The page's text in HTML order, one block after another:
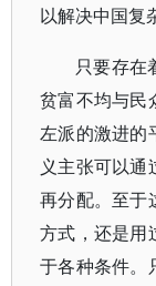
以解决中国复
只要存在
贫富不均与民
左派的激进的
义主张可以
再分配。至于
方式，还是用
于各种条件。